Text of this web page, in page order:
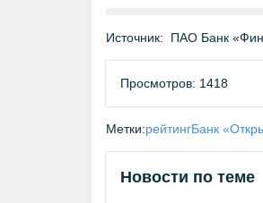
Источник: ПАО Банк
Просмотров: 1418
Метки:рейтингБанк
Новости по теме